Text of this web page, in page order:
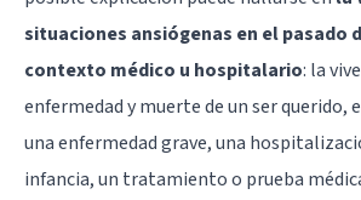
situaciones ansiógenas en el pasado
contexto médico u hospitalario: la
enfermedad y muerte de un ser querido,
una enfermedad grave, una
infancia, un tratamiento o prueba